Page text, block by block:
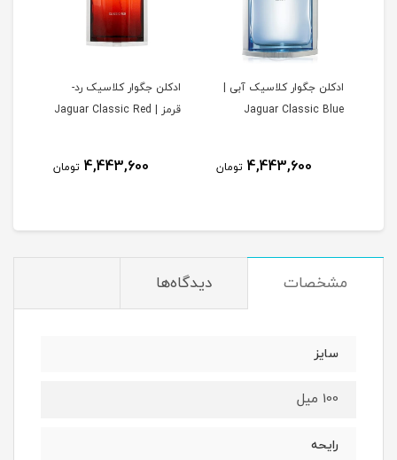
ادکلن جگوار کلاسیک آبی |
Jaguar Classic Blue
4,443,600 تومان
ادکلن جگوار کلاسیک رد-
قرمز | Jaguar Classic Red
4,443,600 تومان
مشخصات دیدگاه‌ها
سایز
100 میل
رایحه